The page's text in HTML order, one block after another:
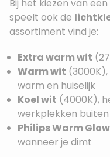
Bij het kiezen van een
speelt ook de
assortiment vind je:
Extra warm wit
Warm wit
warm en huiselijk
Koel wit (4000K),
werkplekken buiten
Philips Warm Glow
wanneer je dimt